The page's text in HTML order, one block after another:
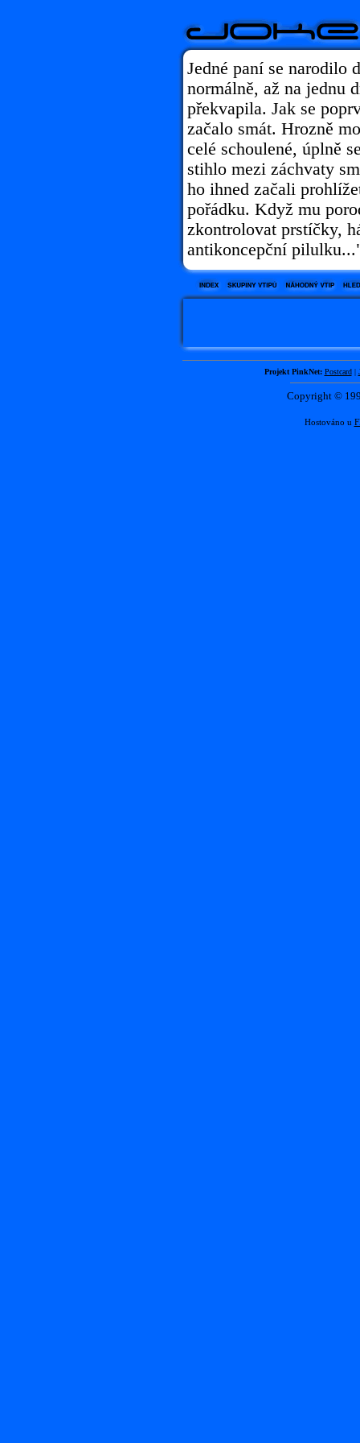
Jedné paní se narodilo
normálně, až na jednu
překvapila. Jak se
začalo smát. Hrozně
celé schoulené, úplně
stihlo mezi záchvaty
ho ihned začali
pořádku. Když mu
zkontrolovat prstíčky,
antikoncepční
Projekt PinkNet: Postcard|
Copyright ©
Hostováno u